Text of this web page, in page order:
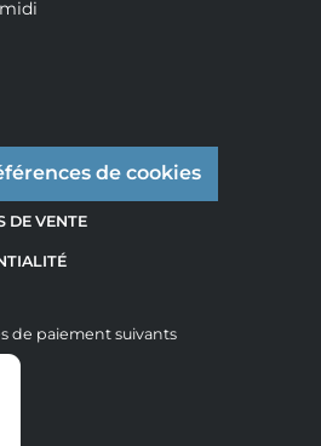
de cookies
DE VENTE
de paiement suivants